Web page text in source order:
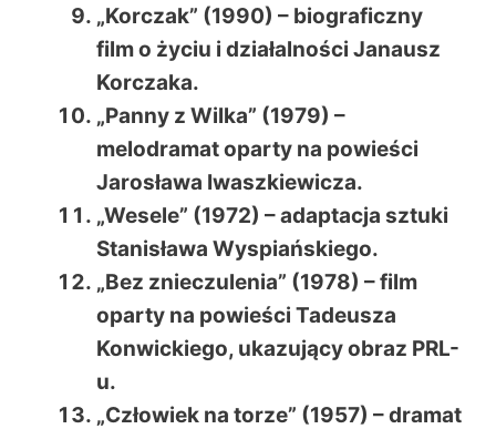
„Korczak” (1990) – biograficzny
film o życiu i działalności Janausz
Korczaka.
„Panny z Wilka” (1979) –
melodramat oparty na powieści
Jarosława Iwaszkiewicza.
„Wesele” (1972) – adaptacja sztuki
Stanisława Wyspiańskiego.
„Bez znieczulenia” (1978) – film
oparty na powieści Tadeusza
Konwickiego, ukazujący obraz PRL-
u.
„Człowiek na torze” (1957) – dramat